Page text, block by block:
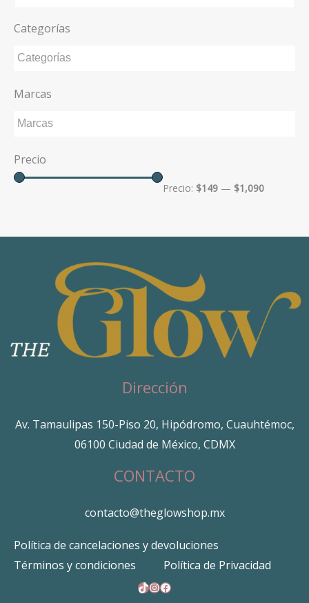
Categorías
Marcas
Precio
Precio: $149 — $1,090
Dirección
Av. Tamaulipas 150-Piso 20, Hipódromo, Cuauhtémoc,
06100 Ciudad de México, CDMX
CONTACTO
contacto@theglowshop.mx
Política de cancelaciones y devoluciones
Términos y condiciones
Política de Privacidad
TikTok
Instagram
Facebook